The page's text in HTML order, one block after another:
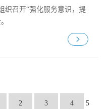
织召开“强化服务意识，提
2 3 4 5